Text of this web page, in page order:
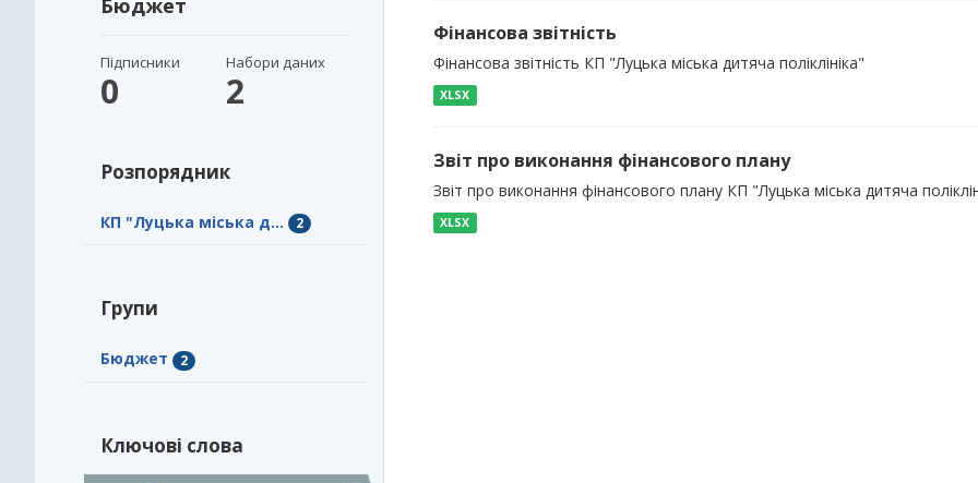
Бюджет
Підписники
0
Набори даних
2
Розпорядник
КП "Луцька міська д... 2
Групи
Бюджет 2
Ключові слова
Фінансова звітність
Фінансова звітність КП "Луцька міська дитяча поліклініка"
XLSX
Звіт про виконання фінансового плану
Звіт про виконання фінансового плану КП "Луцька міська дитяча
XLSX